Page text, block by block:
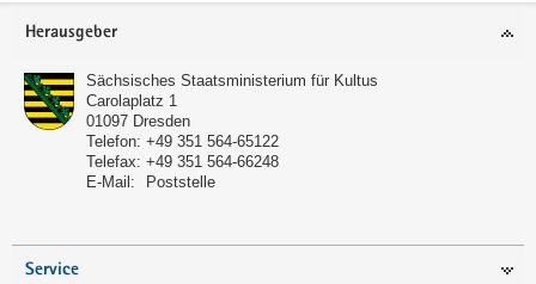
Service
Herausgeber
Sächsisches Staatsministerium für Kultus
Carolaplatz 1
01097 Dresden
Telefon: +49 351 564-65122
Telefax: +49 351 564-66248
E-Mail:
Poststelle
Service